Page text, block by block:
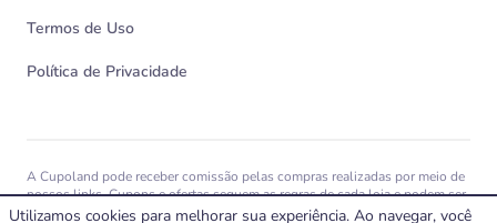
Termos de Uso
Política de Privacidade
A Cupoland pode receber comissão pelas compras realizadas por meio de
nossos links. Cupons e ofertas seguem as regras de cada loja e podem ser
alterados, expirar ou não funcionar a qualquer momento.
Utilizamos cookies para melhorar sua experiência. Ao navegar, você